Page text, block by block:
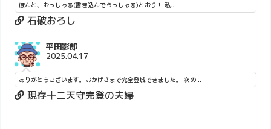
ほんと、おっしゃる(書き込んでらっしゃる)とおり！ 私...
石破おろし
平田影郎
2025.04.17
ありがとうございます。おかげさまで完全登城できました。 次の...
現存十二天守完登の夫婦